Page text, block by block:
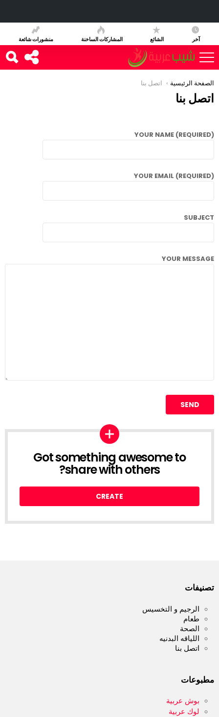
آخر الشائع المشاركات الساخنة منشورات شائعة
You are here:
الصفحة الرئيسية اتصل بنا
اتصل بنا
YOUR NAME (REQUIRED)
YOUR EMAIL (REQUIRED)
SUBJECT
YOUR MESSAGE
CREATE
Got something awesome to
share with others?
CREATE
تصنيفات
الرجيم و التخسيس
طعام
الصحة
اللياقه البدنيه
اتصل بنا
مطبوعات
بوش عربية
لوك عربية